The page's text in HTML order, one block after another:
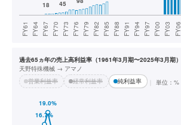
過去65ヵ年の売上高利益率（1961年3月期〜2025年3月期）
天野特殊機械 → アマノ
営業利益率
経常利益率 純利益率 単位：%